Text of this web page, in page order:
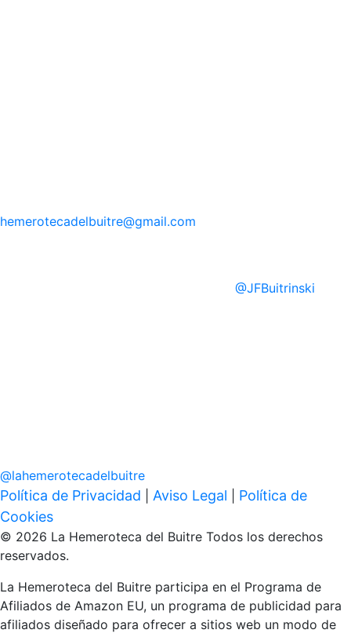
hemerotecadelbuitre@gmail.com
@JFBuitrinski
@lahemerotecadelbuitre
Política de Privacidad Aviso Legal
Política de
Cookies
© 2026 La Hemeroteca del Buitre Todos los derechos
reservados.
La Hemeroteca del Buitre participa en el Programa de
Afiliados de Amazon EU, un programa de publicidad para
afiliados diseñado para ofrecer a sitios web un modo de